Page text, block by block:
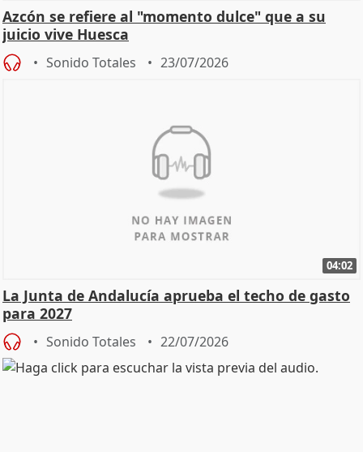
Azcón se refiere al "momento dulce" que a su
juicio vive Huesca
Sonido Totales 23/07/2026
04:02
La Junta de Andalucía aprueba el techo de gasto
para 2027
Sonido Totales 22/07/2026